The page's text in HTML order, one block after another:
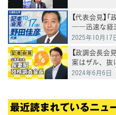
【代表会見】
――迅速な経
2025年10月17
【政調会長会
案はザル、抜
2024年6月6日
最近読まれているニュ